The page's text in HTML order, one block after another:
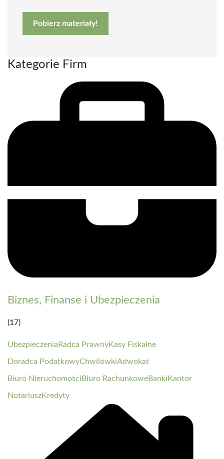
Pobierz materiały!
Kategorie Firm
Biznes, Finanse i Ubezpieczenia
(17)
Ubezpieczenia Radca PrawnyKasy Fiskalne
Doradca PodatkowyChwilówkiAdwokat
Biuro Nieruchomości Biuro RachunkoweBanki Kantor
NotariuszKredyty